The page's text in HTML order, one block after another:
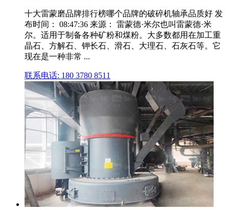
十大雷蒙磨品牌排行榜哪个品牌的破碎机轴承品质好 发
布时间： 08:47:36 来源： 雷蒙德·米尔也叫雷蒙德·米
尔。适用于制备各种矿粉和煤粉。大多数都用在加工重
晶石、方解石、钾长石、滑石、大理石、石灰石等。它
现在是一种非常 ...
联系电话: 180 3780 8511